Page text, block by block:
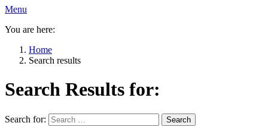
Menu
You are here:
Home
Search results
Search Results for:
Search for: Search